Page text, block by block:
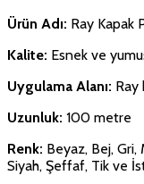
Ürün Adı: Ray Kapak
Kalite: Esnek ve
Uygulama Alanı: Ray
Uzunluk: 100 metre
Renk: Beyaz, Bej, Gri,
Siyah, Şeffaf, Tik ve